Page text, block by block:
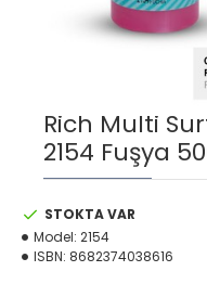
Rich Multi
2154 Fuşya
STOKTA VAR
Model: 2154
ISBN: 8682374038616